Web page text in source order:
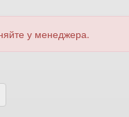
у менеджера.